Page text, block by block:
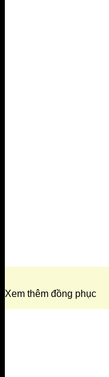
Xem thêm đồng phục